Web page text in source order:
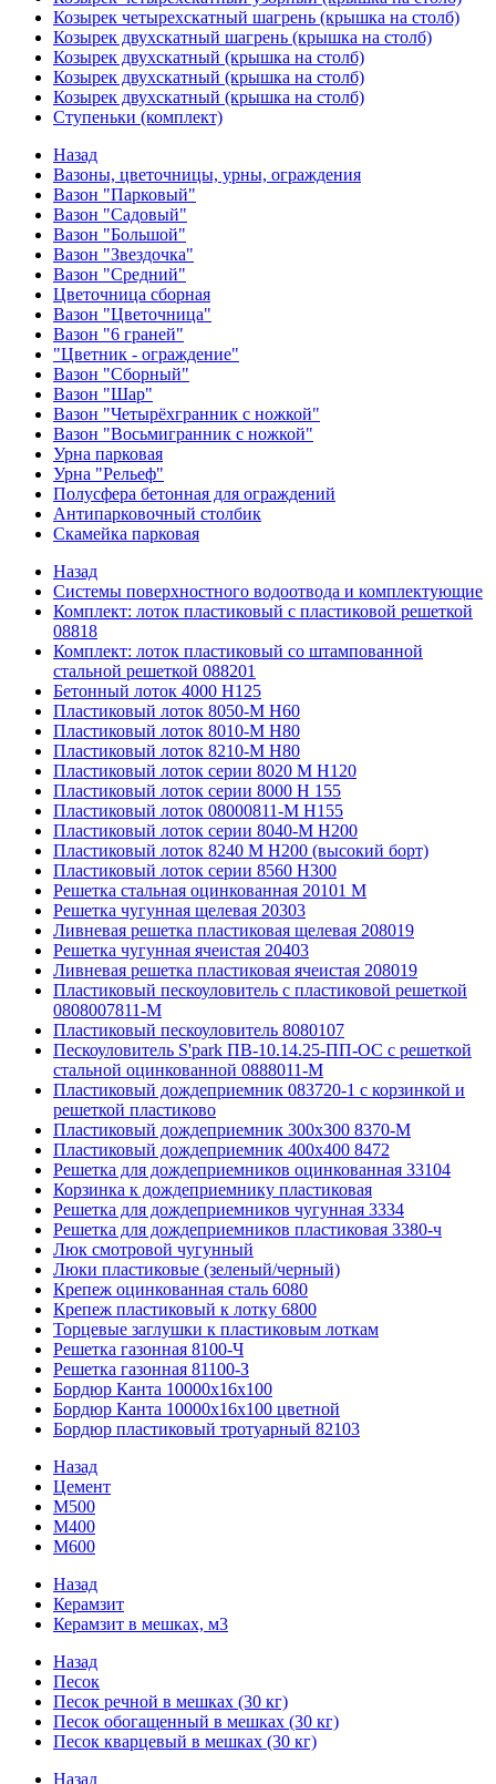
Козырек четырехскатный шагрень (крышка на столб)
Козырек двухскатный шагрень (крышка на столб)
Козырек двухскатный (крышка на столб)
Козырек двухскатный (крышка на столб)
Козырек двухскатный (крышка на столб)
Ступеньки (комплект)
Назад
Вазоны, цветочницы, урны, ограждения
Вазон "Парковый"
Вазон "Садовый"
Вазон "Большой"
Вазон "Звездочка"
Вазон "Средний"
Цветочница сборная
Вазон "Цветочница"
Вазон "6 граней"
"Цветник - ограждение"
Вазон "Сборный"
Вазон "Шар"
Вазон "Четырёхгранник с ножкой"
Вазон "Восьмигранник с ножкой"
Урна парковая
Урна "Рельеф"
Полусфера бетонная для ограждений
Антипарковочный столбик
Скамейка парковая
Назад
Системы поверхностного водоотвода и комплектующие
Комплект: лоток пластиковый с пластиковой решеткой
08818
Комплект: лоток пластиковый со штампованной
стальной решеткой 088201
Бетонный лоток 4000 Н125
Пластиковый лоток 8050-М H60
Пластиковый лоток 8010-М H80
Пластиковый лоток 8210-М H80
Пластиковый лоток серии 8020 М H120
Пластиковый лоток серии 8000 Н 155
Пластиковый лоток 08000811-М H155
Пластиковый лоток серии 8040-М H200
Пластиковый лоток 8240 M H200 (высокий борт)
Пластиковый лоток серии 8560 Н300
Решетка стальная оцинкованная 20101 М
Решетка чугунная щелевая 20303
Ливневая решетка пластиковая щелевая 208019
Решетка чугунная ячеистая 20403
Ливневая решетка пластиковая ячеистая 208019
Пластиковый пескоуловитель с пластиковой решеткой
0808007811-М
Пластиковый пескоуловитель 8080107
Пескоуловитель S'park ПВ-10.14.25-ПП-ОС с решеткой
стальной оцинкованной 0888011-М
Пластиковый дождеприемник 083720-1 c корзинкой и
решеткой пластиково
Пластиковый дождеприемник 300x300 8370-М
Пластиковый дождеприемник 400x400 8472
Решетка для дождеприемников оцинкованная 33104
Корзинка к дождеприемнику пластиковая
Решетка для дождеприемников чугунная 3334
Решетка для дождеприемников пластиковая 3380-ч
Люк смотровой чугунный
Люки пластиковые (зеленый/черный)
Крепеж оцинкованная сталь 6080
Крепеж пластиковый к лотку 6800
Торцевые заглушки к пластиковым лоткам
Решетка газонная 8100-Ч
Решетка газонная 81100-З
Бордюр Канта 10000x16x100
Бордюр Канта 10000x16x100 цветной
Бордюр пластиковый тротуарный 82103
Назад
Цемент
М500
М400
М600
Назад
Керамзит
Керамзит в мешках, м3
Назад
Песок
Песок речной в мешках (30 кг)
Песок обогащенный в мешках (30 кг)
Песок кварцевый в мешках (30 кг)
Назад